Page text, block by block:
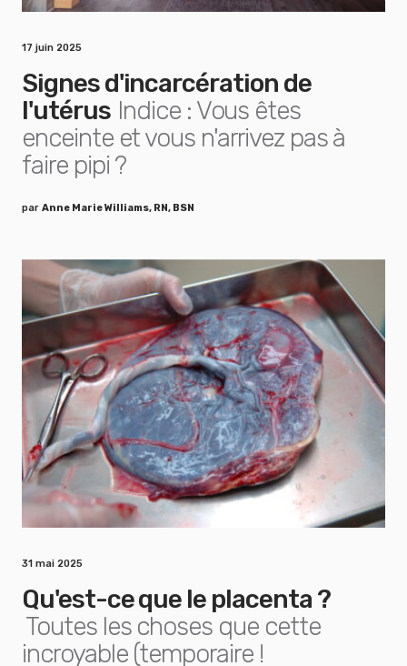
17 juin 2025
Signes d'incarcération de
l'utérus Indice : Vous êtes
enceinte et vous n'arrivez pas à
faire pipi ?
par Anne Marie Williams, RN, BSN
31 mai 2025
Qu'est-ce que le placenta ?
Toutes les choses que cette
incroyable (temporaire !